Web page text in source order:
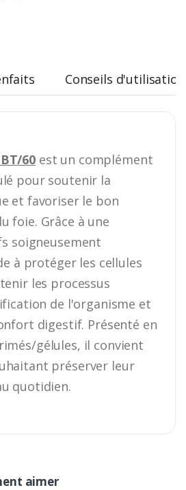
Conseils d'utilisation
60est un complément
pour soutenir la
et favoriser le bon
foie. Grâce à une
soigneusement
à protéger les cellules
les processus
de l'organisme et
digestif. Présenté en
gélules, il convient
préserver leur
quotidien.
aimer